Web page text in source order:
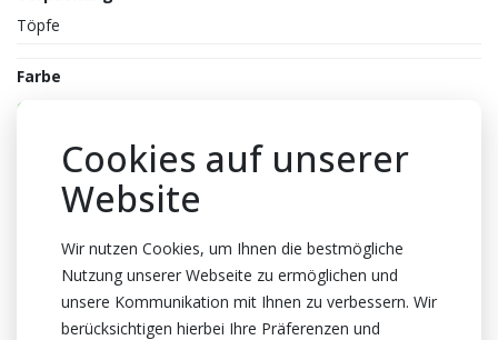
Töpfe
Farbe
Grün
Essbar
Nicht Essbar
Topfhöhe
20cm Höhe
Stecklinge
3 Schnitte
Cookies auf unserer
Website
Wir nutzen Cookies, um Ihnen die bestmögliche
Nutzung unserer Webseite zu ermöglichen und
unsere Kommunikation mit Ihnen zu verbessern. Wir
berücksichtigen hierbei Ihre Präferenzen und